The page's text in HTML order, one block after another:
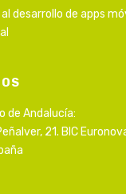
desarrollo de apps
de Andalucía:
21. BIC